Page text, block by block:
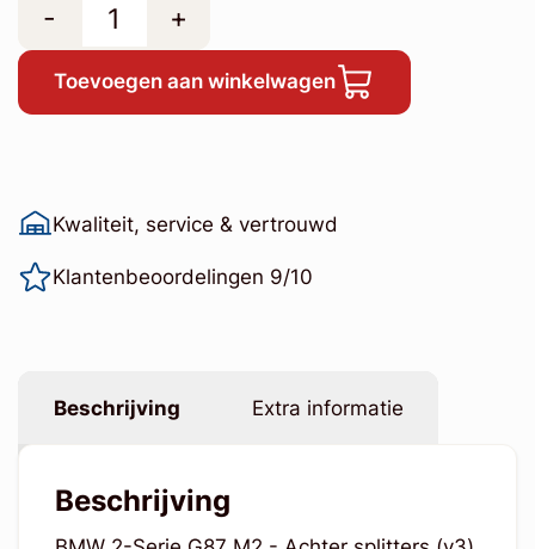
- +
Toevoegen aan winkelwagen
Kwaliteit, service & vertrouwd
Klantenbeoordelingen 9/10
Beschrijving Extra informatie
Beschrijving